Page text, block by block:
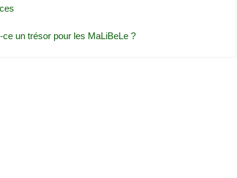
ce un trésor pour les MaLiBeLe ?